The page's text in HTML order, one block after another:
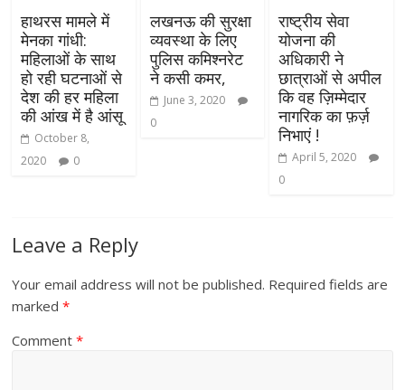
हाथरस मामले में
मेनका गांधी:
महिलाओं के साथ
हो रही घटनाओं से
देश की हर महिला
की आंख में है आंसू
October 8,
2020
0
लखनऊ की सुरक्षा
व्यवस्था के लिए
पुलिस कमिश्नरेट
ने कसी कमर,
June 3, 2020
0
राष्ट्रीय सेवा
योजना की
अधिकारी ने
छात्राओं से अपील
कि वह ज़िम्मेदार
नागरिक का फ़र्ज़
निभाएं !
April 5, 2020
0
Leave a Reply
Your email address will not be published. Required fields are
marked*
Comment*